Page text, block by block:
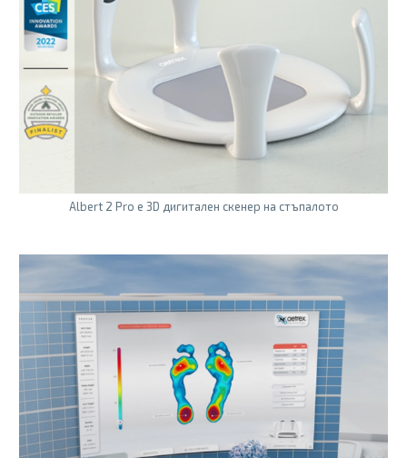
Albert 2 Pro е 3D дигитален скенер на стъпалото